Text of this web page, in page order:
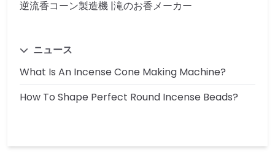
逆流香コーン製造機 |滝のお香メーカー
ニュース
What Is An Incense Cone Making Machine?
How To Shape Perfect Round Incense Beads?